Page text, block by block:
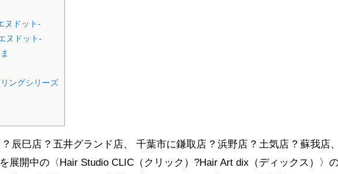
ヌドット-
ヌドット-
ングシリーズ
辰巳店 ? 五井グランド店、 千葉市に鎌取店 ? 浜野店 ? 土気店 ? 蘇我店、
展開中の〈Hair Studio CLIC（クリック）?Hair Art dix（ディックス）〉